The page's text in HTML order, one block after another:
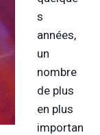
s
années,
un
nombre
de plus
en plus
importan